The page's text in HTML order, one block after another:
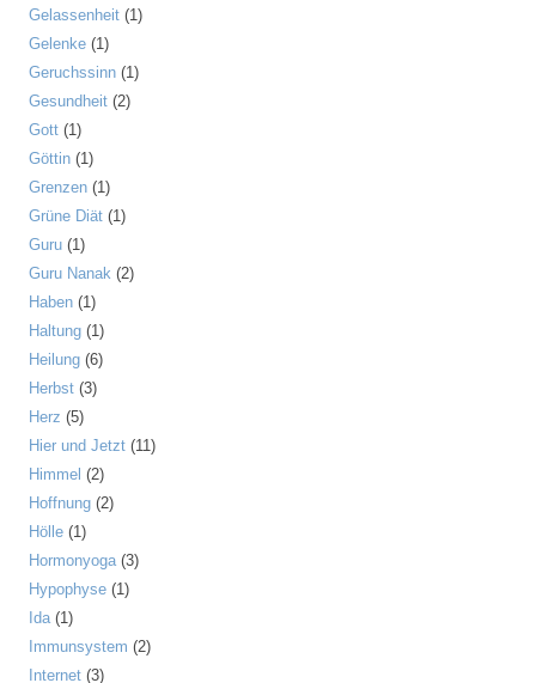
Gelassenheit (1)
Gelenke (1)
Geruchssinn (1)
Gesundheit (2)
Gott (1)
Göttin (1)
Grenzen (1)
Grüne Diät (1)
Guru (1)
Guru Nanak (2)
Haben (1)
Haltung (1)
Heilung (6)
Herbst (3)
Herz (5)
Hier und Jetzt (11)
Himmel (2)
Hoffnung (2)
Hölle (1)
Hormonyoga(3)
Hypophyse (1)
Ida(1)
Immunsystem (2)
Internet (3)